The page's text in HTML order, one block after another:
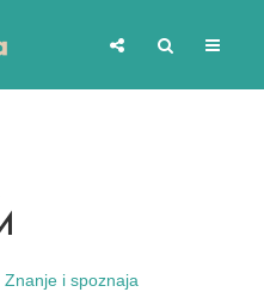
Znanje i spoznaja